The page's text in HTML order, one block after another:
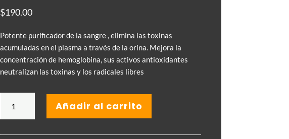
$190.00
Potente purificador de la sangre , elimina las toxinas
acumuladas en el plasma a través de la orina. Mejora la
concentración de hemoglobina, sus activos antioxidantes
neutralizan las toxinas y los radicales libres
Añadir al carrito